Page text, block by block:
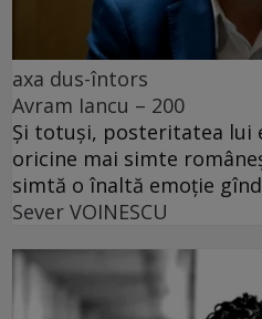
axa dus-întors
Avram Iancu – 200
Și totuși, posteritatea lui
oricine mai simte
simtă o înaltă emoție
Sever VOINESCU